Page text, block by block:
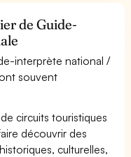
de Guide-
interprète national /
souvent
circuits touristiques
découvrir des
culturelles,